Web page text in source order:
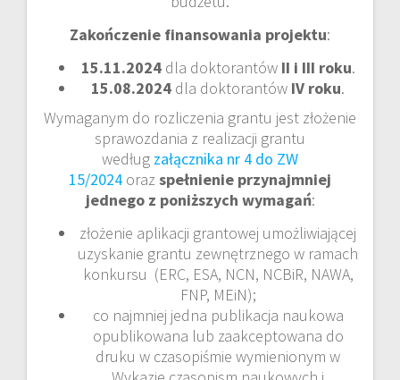
Zakończenie finansowania projektu:
15.11.2024dla doktorantów II i III roku.
15.08.2024 dla doktorantów IV roku.
Wymaganym do rozliczenia grantu jest złożenie
sprawozdania z realizacji grantu
według załącznika nr 4 do ZW
15/2024 oraz spełnienie przynajmniej
jednego z poniższych wymagań:
złożenie aplikacji grantowej umożliwiającej
uzyskanie grantu zewnętrznego w ramach
konkursu (ERC, ESA, NCN, NCBiR, NAWA,
FNP, MEiN);
co najmniej jedna publikacja naukowa
opublikowana lub zaakceptowana do
druku w czasopiśmie wymienionym w